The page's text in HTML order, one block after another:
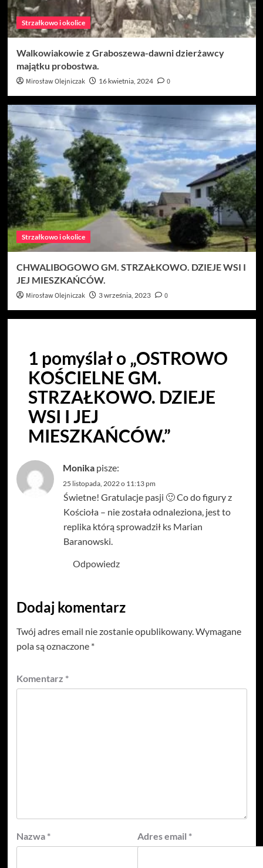
Strzałkowo i okolice
Walkowiakowie z Graboszewa-dawni dzierżawcy
majątku probostwa.
Mirosław Olejniczak 16 kwietnia, 2024 0
Strzałkowo i okolice
CHWALIBOGOWO GM. STRZAŁKOWO. DZIEJE WSI I
JEJ MIESZKAŃCÓW.
Mirosław Olejniczak 3 września, 2023 0
1 pomyślał o „OSTROWO
KOŚCIELNE GM.
STRZAŁKOWO. DZIEJE
WSI I JEJ
MIESZKAŃCÓW.”
Monika pisze:
25 listopada, 2022 o 11:13 pm
Świetne! Gratulacje pasji 🙂 Co do figury z
Kościoła – nie została odnaleziona, jest to
replika którą sprowadził ks Marian
Baranowski.
Odpowiedz
Dodaj komentarz
Twój adres email nie zostanie opublikowany.Wymagane
pola są oznaczone *
Komentarz *
Nazwa * Adres email *